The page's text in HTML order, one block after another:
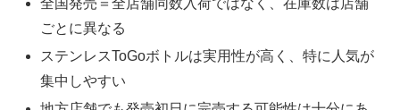
ごとに異なる
ステンレスToGoボトルは実用性が高く、特に人気が
集中しやすい